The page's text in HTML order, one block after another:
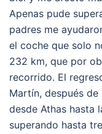
Apenas pude
padres me
el coche que solo
232 km, que por
recorrido. El
Martín, después
desde Athas hasta
superando hasta